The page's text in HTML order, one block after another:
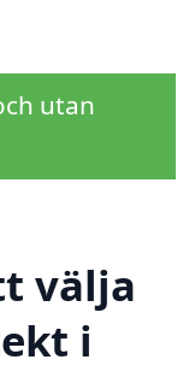
utan
välja
i